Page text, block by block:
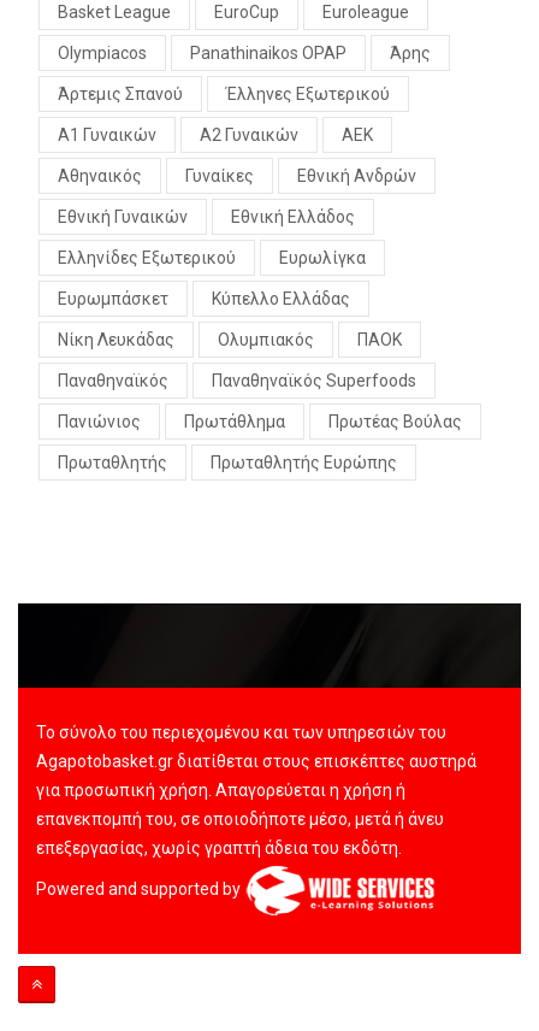
Basket League EuroCup Euroleague
Olympiacos Panathinaikos OPAP Άρης
Άρτεμις Σπανού Έλληνες Εξωτερικού
Α1 Γυναικών Α2 Γυναικών ΑΕΚ
Αθηναικός Γυναίκες Εθνική Ανδρών
Εθνική Γυναικών Εθνική Ελλάδος
Ελληνίδες Εξωτερικού Ευρωλίγκα
Ευρωμπάσκετ Κύπελλο Ελλάδας
Νίκη Λευκάδας Ολυμπιακός ΠΑΟΚ
Παναθηναϊκός Παναθηναϊκός Superfoods
Πανιώνιος Πρωτάθλημα Πρωτέας Βούλας
Πρωταθλητής Πρωταθλητής Ευρώπης
Το σύνολο του περιεχομένου και των υπηρεσιών του
Agapotobasket.gr διατίθεται στους επισκέπτες αυστηρά
για προσωπική χρήση. Απαγορεύεται η χρήση ή
επανεκπομπή του, σε οποιοδήποτε μέσο, μετά ή άνευ
επεξεργασίας, χωρίς γραπτή άδεια του εκδότη.
Powered and supported by